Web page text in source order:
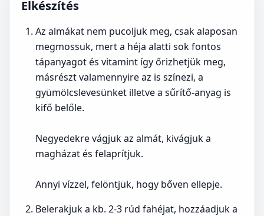
Elkészítés
Az almákat nem pucoljuk meg, csak alaposan
megmossuk, mert a héja alatti sok fontos
tápanyagot és vitamint így őrizhetjük meg,
másrészt valamennyire az is színezi, a
gyümölcslevesünket illetve a sűrítő-anyag is
kifő belőle.
Negyedekre vágjuk az almát, kivágjuk a
magházat és felaprítjuk.
Annyi vízzel, felöntjük, hogy bőven ellepje.
Belerakjuk a kb. 2-3 rúd fahéjat, hozzáadjuk a